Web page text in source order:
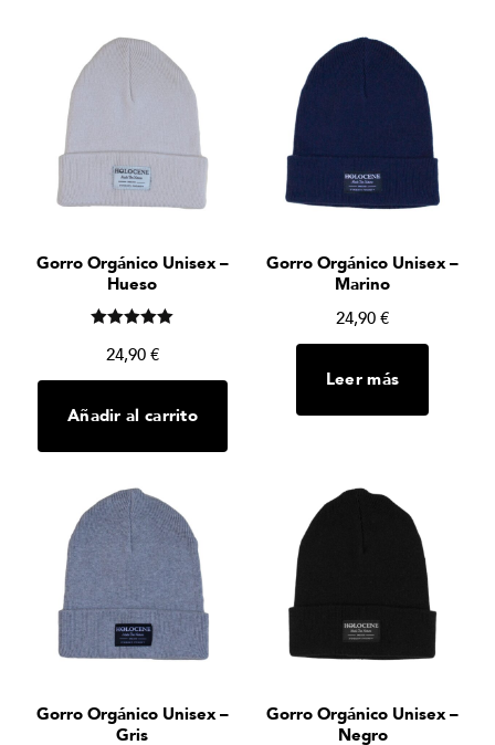
Gorro Orgánico Unisex –
Hueso
5.00
24,90 €
Añadir al carrito
Gorro Orgánico Unisex –
Marino
24,90 €
Leer más
Gorro Orgánico Unisex –
Gris
Gorro Orgánico Unisex –
Negro